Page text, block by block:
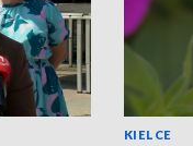
KIELCE